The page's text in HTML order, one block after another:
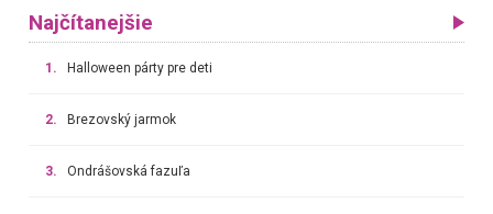
Najčítanejšie
1. Halloween párty pre deti
2. Brezovský jarmok
3. Ondrášovská fazuľa